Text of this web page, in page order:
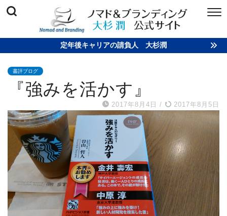
定年後キャリアの請負人 大杉潤
書評ブログ
『強みを活かす』
2017年8月4日 / 2017年8月5日